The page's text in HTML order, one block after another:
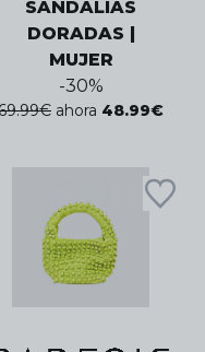
SANDALIAS
DORADAS |
MUJER
-30%
€ ahora 48.99€